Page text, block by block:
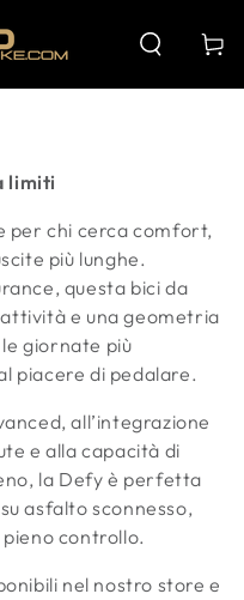
Carello
limiti
per chi cerca comfort,
più lunghe.
questa bici da
e una geometria
giornate più
piacere di pedalare.
all’integrazione
e alla capacità di
la Defy è perfetta
asfalto sconnesso,
controllo.
nel nostro store e